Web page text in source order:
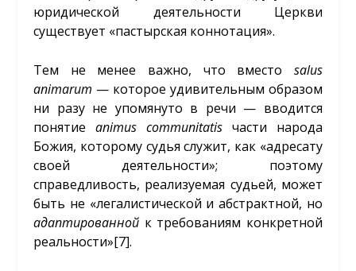
юридической деятельности Церкви
существует «пастырская коннотация».
Тем не менее важно, что вместо salus
animarum — которое удивительным образом
ни разу не упомянуто в речи — вводится
понятиеanimus communitatis части народа
Божия, которому судья служит, как «адресату
своей деятельности»; поэтому
справедливость, реализуемая судьей, может
быть не «легалистической и абстрактной, но
адаптированной к требованиям конкретной
реальности»[7].